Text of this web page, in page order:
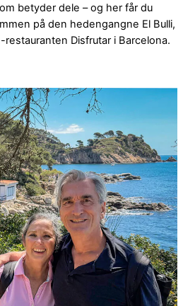
betyder dele – og her får du
på den hedengangne El Bulli,
Disfrutar i Barcelona.